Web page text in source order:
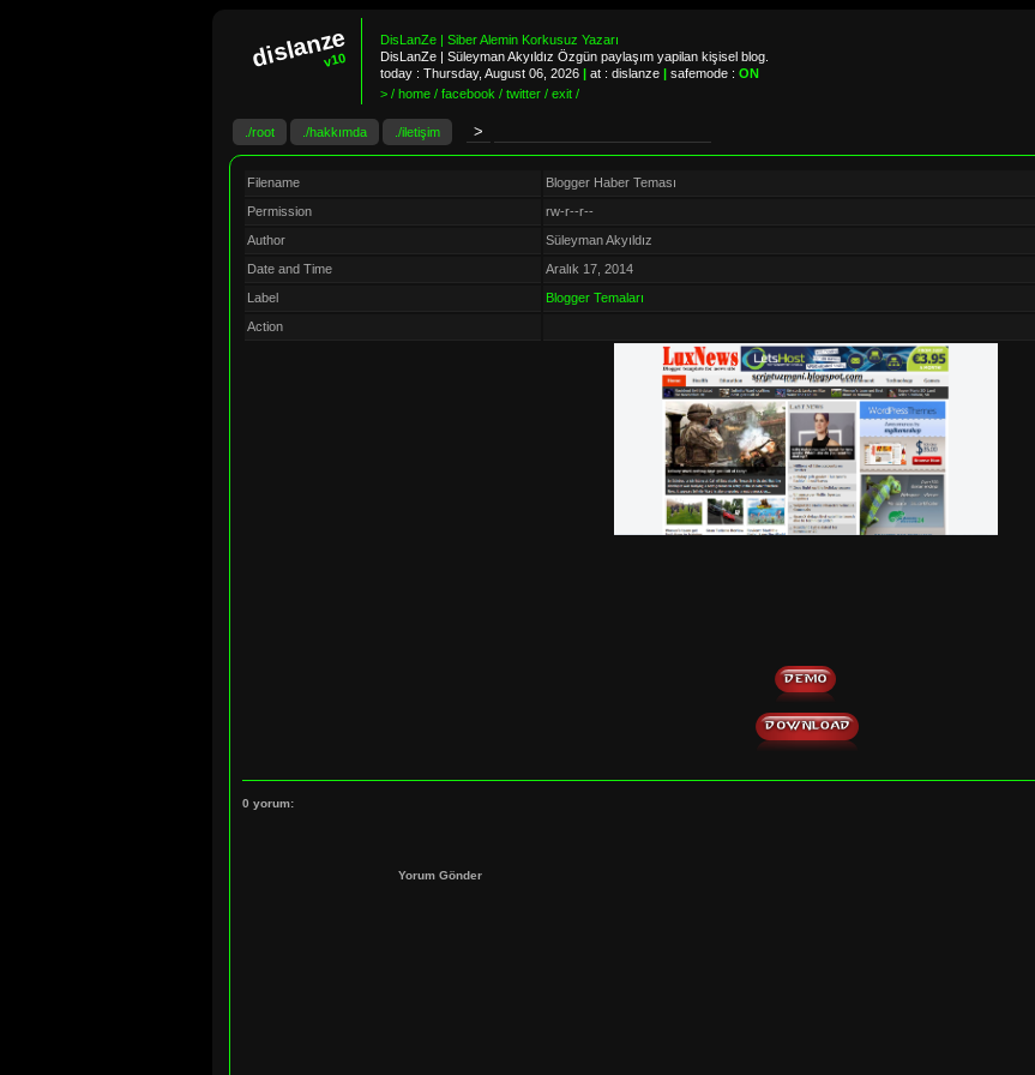
dislanze
v10
DisLanZe | Siber Alemin Korkusuz Yazarı
DisLanZe | Süleyman Akyıldız Özgün paylaşım yapilan kişisel blog.
today : Thursday, August 06, 2026 at : dislanze safemode : ON
> / home / facebook / twitter / exit /
./root ./hakkımda ./iletişim
Filename
Blogger Haber Teması
Permission
rw-r--r--
Author
Süleyman Akyıldız
Date and Time
Aralık 17, 2014
Label
Blogger Temaları
Action
0 yorum:
Yorum Gönder